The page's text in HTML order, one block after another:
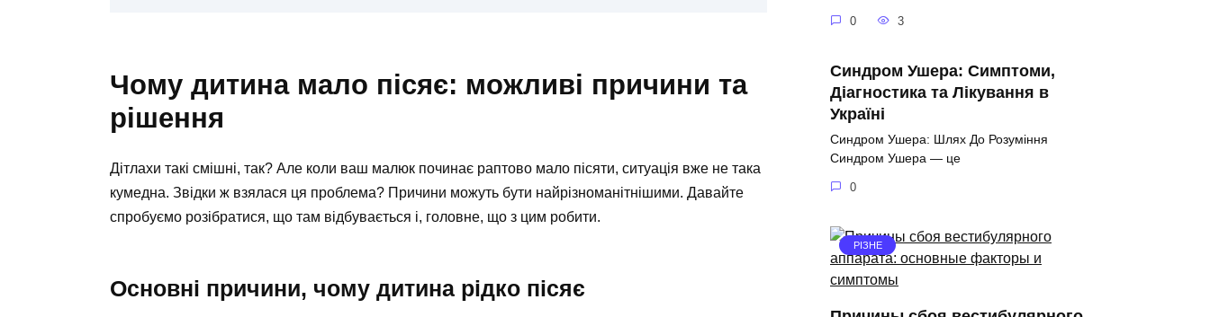
Чому дитина мало пісяє: можливі причини та
рішення
Дітлахи такі смішні, так? Але коли ваш малюк починає раптово мало пісяти, ситуація вже не така
кумедна. Звідки ж взялася ця проблема? Причини можуть бути найрізноманітнішими. Давайте
спробуємо розібратися, що там відбувається і, головне, що з цим робити.
Основні причини, чому дитина рідко пісяє
0 3
Синдром Ушера: Симптоми,
Діагностика та Лікування в
Україні
Синдром Ушера: Шлях До Розуміння
Синдром Ушера — це
0
РІЗНЕ